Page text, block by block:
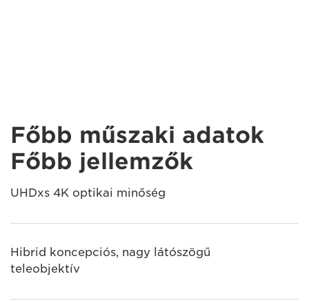
Főbb műszaki adatok
Főbb jellemzők
UHDxs 4K optikai minőség
Hibrid koncepciós, nagy látószögű
teleobjektív